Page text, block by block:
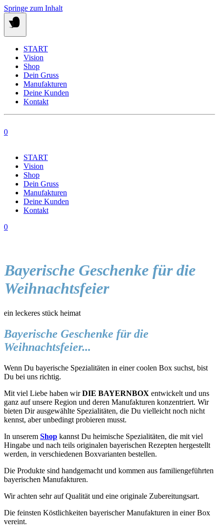
Springe zum Inhalt
START
Vision
Shop
Dein Gruss
Manufakturen
Deine Kunden
Kontakt
0
START
Vision
Shop
Dein Gruss
Manufakturen
Deine Kunden
Kontakt
0
Bayerische Geschenke für die
Weihnachtsfeier
ein leckeres stück heimat
Bayerische Geschenke für die
Weihnachtsfeier...
Wenn Du bayerische Spezialitäten in einer coolen Box suchst, bist
Du bei uns richtig.
Mit viel Liebe haben wirDIE BAYERNBOX entwickelt und uns
ganz auf unsere Region und deren Manufakturen konzentriert. Wir
bieten Dir ausgewählte Spezialitäten, die Du vielleicht noch nicht
kennst, aber unbedingt probieren musst.
In unserem Shop kannst Du heimische Spezialitäten, die mit viel
Hingabe und nach teils originalen bayerischen Rezepten hergestellt
werden, in verschiedenen Boxvarianten bestellen.
Die Produkte sind handgemacht und kommen aus familiengeführten
bayerischen Manufakturen.
Wir achten sehr auf Qualität und eine originale Zubereitungsart.
Die feinsten Köstlichkeiten bayerischer Manufakturen in einer Box
vereint.